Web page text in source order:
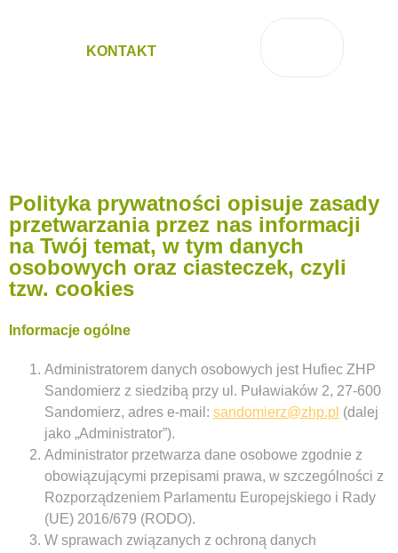
KONTAKT
Polityka prywatności opisuje zasady
przetwarzania przez nas informacji
na Twój temat, w tym danych
osobowych oraz ciasteczek, czyli
tzw. cookies
Informacje ogólne
Administratorem danych osobowych jest Hufiec ZHP
Sandomierz z siedzibą przy ul. Puławiaków 2, 27-600
Sandomierz, adres e-mail: sandomierz@zhp.pl (dalej
jako „Administrator”).
Administrator przetwarza dane osobowe zgodnie z
obowiązującymi przepisami prawa, w szczególności z
Rozporządzeniem Parlamentu Europejskiego i Rady
(UE) 2016/679 (RODO).
W sprawach związanych z ochroną danych